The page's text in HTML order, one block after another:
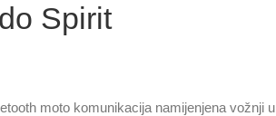
Spirit
moto komunikacija namijenjena vožnji u